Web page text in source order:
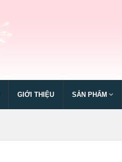
GIỚI THIỆU SẢN PHẨM